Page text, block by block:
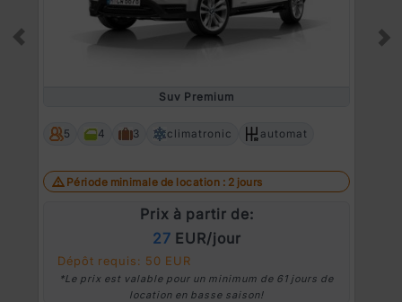
Suv Premium
5 4 3 climatronic automat
Période minimale de location : 2 jours
Prix à partir de:
27 EUR/jour
Dépôt requis: 50 EUR
*Le prix est valable pour un minimum de 61 jours de
location en basse saison!